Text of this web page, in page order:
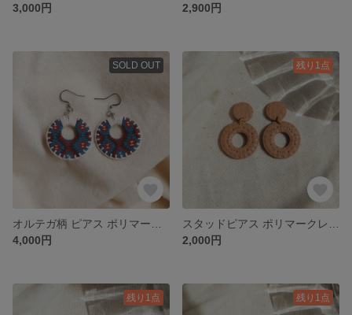
3,000円
2,900円
SOLD OUT
4,000円
残り1点
2,000円
残り1点 残り1点